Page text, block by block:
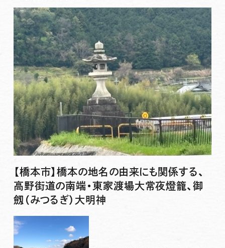
【橋本市】橋本の地名の由来にも関係する、
高野街道の南端・東家渡場大常夜燈籠、御
劔（みつるぎ）大明神